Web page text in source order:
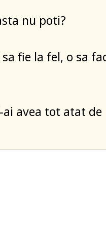
nu poti?
fie la fel, o sa
avea tot atat de